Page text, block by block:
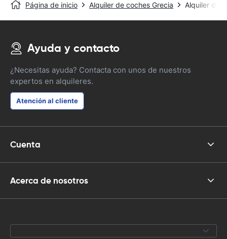
Página de inicio Alquiler de coches Grecia Alquiler de
Ayuda y contacto
¿Necesitas ayuda? Contacta con unos de nuestros
expertos en alquileres.
Atención al cliente
Cuenta
Acerca de nosotros